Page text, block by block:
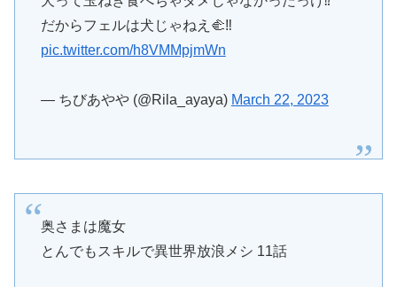
だからフェルは犬じゃねえ🫲‼️
pic.twitter.com/h8VMMpjmWn
— ちびあやや (@Rila_ayaya) March 22, 2023
奥さまは魔女
とんでもスキルで異世界放浪メシ 11話